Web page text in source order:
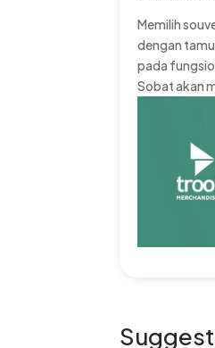
Memilih
dengan
pada
Sobat akan